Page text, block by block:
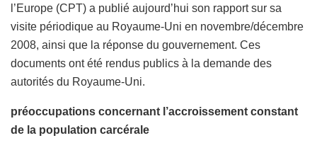
l’Europe (CPT) a publié aujourd’hui son rapport sur sa
visite périodique au Royaume-Uni en novembre/décembre
2008, ainsi que la réponse du gouvernement. Ces
documents ont été rendus publics à la demande des
autorités du Royaume-Uni.
préoccupations concernant l’accroissement constant
de la population carcérale